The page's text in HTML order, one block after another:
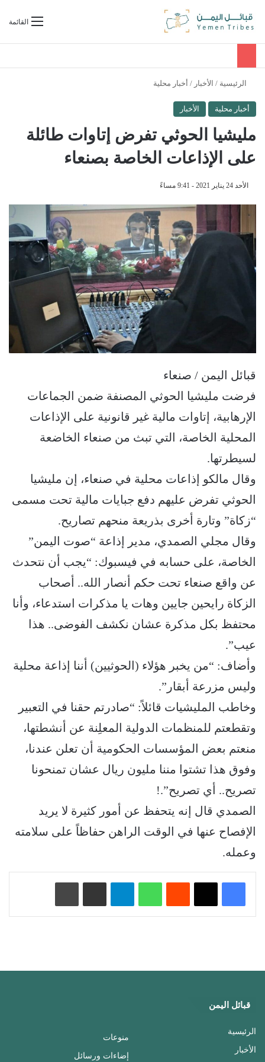
القائمةبحث عن
الرئيسية / الأخبار / أخبار محلية
أخبار محلية الأخبار
مليشيا الحوثي تفرض إتاوات طائلة
على الإذاعات الخاصة بصنعاء
الأحد 24 يناير 2021 - 9:41 مساءً
قبائل اليمن / صنعاء
فرضت مليشيا الحوثي المصنفة ضمن الجماعات
الإرهابية، إتاوات مالية غير قانونية على الإذاعات
المحلية الخاصة، التي تبث من صنعاء الخاضعة
لسيطرتها.
وقال مالكو إذاعات محلية في صنعاء، إن مليشيا
الحوثي تفرض عليهم دفع جبايات مالية تحت مسمى
“زكاة” وتارة أخرى بذريعة منحهم تصاريح.
وقال مجلي الصمدي، مدير إذاعة “صوت اليمن”
الخاصة، على حسابه في فيسبوك: “يجب أن نتحدث
عن واقع صنعاء تحت حكم أنصار الله.. أصحاب
الزكاة رايحين جايين وهات يا مذكرات استدعاء، وأنا
محتفظ بكل مذكرة عشان نكشف الفوضى.. هذا
عيب”.
وأضاف: “من يخبر هؤلاء (الحوثيين) أننا إذاعة محلية
وليس مزرعة أبقار”.
وخاطب المليشيات قائلاً: “صادرتم حقنا في التعبير
وتقطعتم للمنظمات الدولية المعلِنة عن أنشطتها،
منعتم بعض المؤسسات الحكومية أن تعلن عندنا،
وفوق هذا تشتوا مننا مليون ريال عشان تمنحونا
تصريح.. أي تصريح”.!
الصمدي قال إنه يتحفظ عن أمور كثيرة لا يريد
الإفصاح عنها في الوقت الراهن حفاظاً على سلامته
وعمله.
واتساب تيلقرام
قبائل اليمن
الرئيسية
الأخبار
منوعات
إضاءات ورسائل